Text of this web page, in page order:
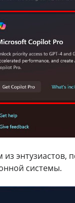
энтузиастов,
системы.